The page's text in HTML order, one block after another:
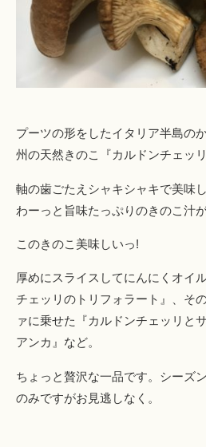
プーツの形をしたイタリア半島の
州の天然きのこ『カルドンチェッ
軸の歯ごたえシャキシャキで美味
わーっと旨味たっぷりのきのこ汁
このきのこ美味しいっ!
厚めにスライスしてにんにくオイ
チェッリのトリフォラート』、そ
ァに乗せた『カルドンチェッリと
アンカ』など。
ちょっと贅沢な一品です。シーズ
のみですがお見逃しなく。